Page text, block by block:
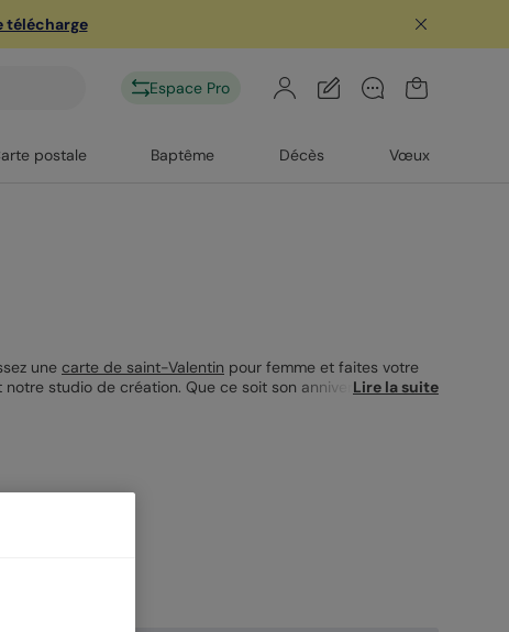
télécharge
Espace Pro
postale Baptême Décès Vœux
une carte de saint-Valentin pour femme et faites votre
studio de création. Que ce soit son anniversaire, la
Lire la suite